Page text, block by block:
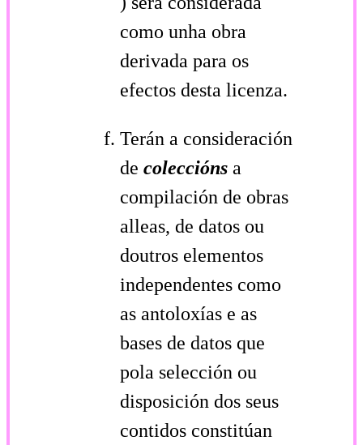
como unha obra
derivada para os
efectos desta licenza.
Terán a consideración
de coleccións a
compilación de obras
alleas, de datos ou
doutros elementos
independentes como
as antoloxías e as
bases de datos que
pola selección ou
disposición dos seus
contidos constitúan